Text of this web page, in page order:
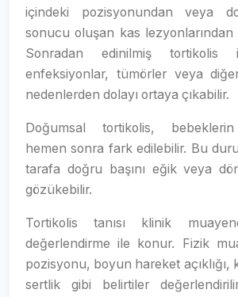
içindeki pozisyonundan veya
sonucu oluşan kas lezyonlarından
Sonradan edinilmiş tortikolis
enfeksiyonlar, tümörler veya
nedenlerden dolayı ortaya çıkabilir.
Doğumsal tortikolis,
hemen sonra fark edilebilir. Bu
tarafa doğru başını eğik veya
gözükebilir.
Tortikolis tanısı klinik
değerlendirme ile konur. Fizik
pozisyonu, boyun hareket açıklığı,
sertlik gibi belirtiler